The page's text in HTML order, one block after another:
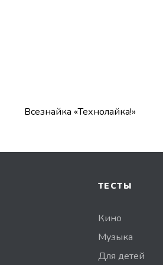
Всезнайка «Технолайка!»
ТЕСТЫ
Кино
Музыка
Для детей